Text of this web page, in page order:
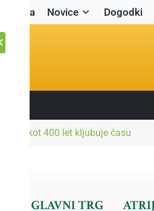
Novice Dogodki
več kot 400 let kljubuje času